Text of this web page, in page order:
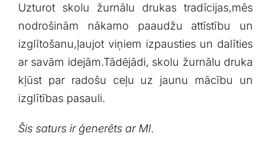
Uzturot skolu žurnālu drukas tradīcijas,mēs
nodrošinām nākamo paaudžu attīstību un
izglītošanu,ļaujot viņiem izpausties un dalīties
ar savām idejām.Tādējādi,⁤ skolu žurnālu druka
kļūst par radošu ceļu uz jaunu​ mācību un
izglītības‌ pasauli.
Šis saturs‍ ir ģenerēts ar MI.